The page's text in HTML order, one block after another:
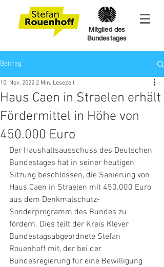
Mitglied des
Bundestages
Beitrag
Haus Caen in Straelen erhält
Fördermittel in Höhe von
450.000 Euro
10. Nov. 2022 2 Min. Lesezeit
Der Haushaltsausschuss des Deutschen
Bundestages hat in seiner heutigen
Sitzung beschlossen, die Sanierung von
Haus Caen in Straelen mit 450.000 Euro
aus dem Denkmalschutz-
Sonderprogramm des Bundes zu
fördern. Dies teilt der Kreis Klever
Bundestagsabgeordnete Stefan
Rouenhoff mit, der bei der
Bundesregierung für eine Bewilligung